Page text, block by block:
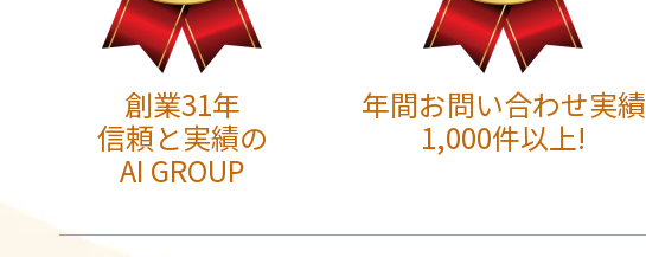
創業31年
信頼と実績の
AI GROUP
年間お問い合わせ実績
1,000件以上!